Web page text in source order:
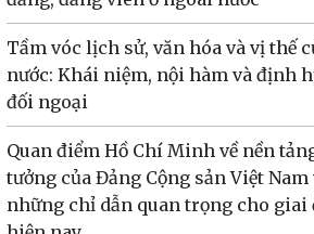
Tầm vóc lịch sử, văn hóa và vị thế
nước: Khái niệm, nội hàm và định
đối ngoại
Quan điểm Hồ Chí Minh về nền
tưởng của Đảng Cộng sản Việt Nam
những chỉ dẫn quan trọng cho giai